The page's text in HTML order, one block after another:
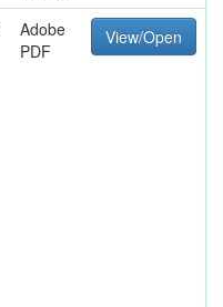
Adobe
PDF
View/Open